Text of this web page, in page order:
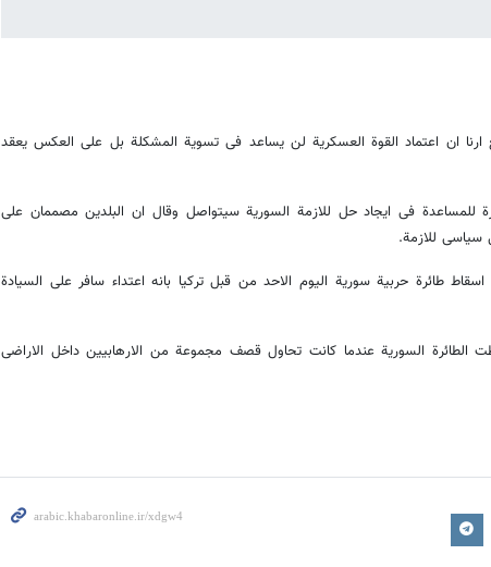
ان اعتماد القوة العسکریة لن یساعد فی تسویة المشکلة بل علی العکس یعقد
للمساعدة فی ایجاد حل للازمة السوریة سیتواصل وقال ان البلدین مصممان علی
سیاسی للازمة.
طائرة حربیة سوریة الیوم الاحد من قبل ترکیا بانه اعتداء سافر علی السیادة
الطائرة السوریة عندما کانت تحاول قصف مجموعة من الارهابیین داخل الاراضی